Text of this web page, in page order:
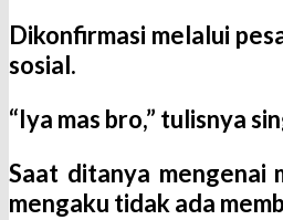
Dikonfirmasi melalui
sosial.
“Iya mas bro,” tulisnya
Saat ditanya mengenai
mengaku tidak ada